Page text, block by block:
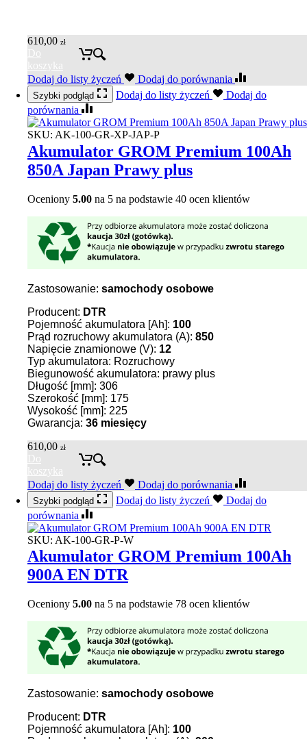
610,00 zł
Do
koszyka
Dodaj do listy życzeń
Dodaj do porównania
Szybki podgląd Dodaj do listy życzeń
Dodaj do
porównania
SKU: AK-100-GR-XP-JAP-P
Akumulator GROM Premium 100Ah
850A Japan Prawy plus
Oceniony 5.00 na 5 na podstawie 40 ocen klientów
Zastosowanie: samochody osobowe
Producent: DTR
Pojemność akumulatora [Ah]: 100
Prąd rozruchowy akumulatora (A): 850
Napięcie znamionowe (V): 12
Typ akumulatora: Rozruchowy
Biegunowość akumulatora: prawy plus
Długość [mm]: 306
Szerokość [mm]: 175
Wysokość [mm]: 225
Gwarancja: 36 miesięcy
610,00 zł
Do
koszyka
Dodaj do listy życzeń
Dodaj do porównania
Szybki podgląd Dodaj do listy życzeń
Dodaj do
porównania
SKU: AK-100-GR-P-W
Akumulator GROM Premium 100Ah
900A EN DTR
Oceniony 5.00 na 5 na podstawie 78 ocen klientów
Zastosowanie: samochody osobowe
Producent: DTR
Pojemność akumulatora [Ah]: 100